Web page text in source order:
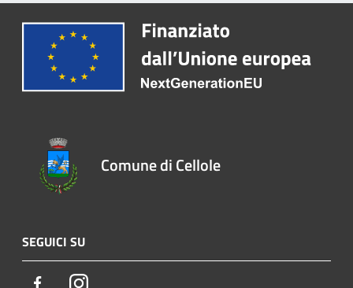
Comune di Cellole
SEGUICI SU
FacebookInstagram